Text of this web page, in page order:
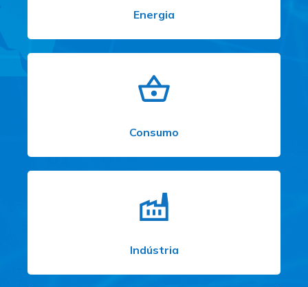
Energia
Consumo
Indústria